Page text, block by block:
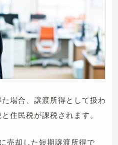
場合、譲渡所得として扱わ
住民税が課税されます。
売却した短期譲渡所得で